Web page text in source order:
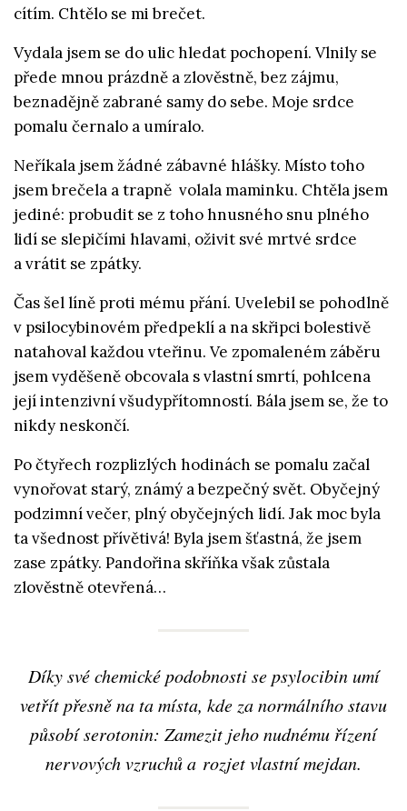
cítím. Chtělo se mi brečet.
Vydala jsem se do ulic hledat pochopení. Vlnily se
přede mnou prázdně a zlověstně, bez zájmu,
beznadějně zabrané samy do sebe. Moje srdce
pomalu černalo a umíralo.
Neříkala jsem žádné zábavné hlášky. Místo toho
jsem brečela a trapně volala maminku. Chtěla jsem
jediné: probudit se z toho hnusného snu plného
lidí se slepičími hlavami, oživit své mrtvé srdce
a vrátit se zpátky.
Čas šel líně proti mému přání. Uvelebil se pohodlně
v psilocybinovém předpeklí a na skřipci bolestivě
natahoval každou vteřinu. Ve zpomaleném záběru
jsem vyděšeně obcovala s vlastní smrtí, pohlcena
její intenzivní všudypřítomností. Bála jsem se, že to
nikdy neskončí.
Po čtyřech rozplizlých hodinách se pomalu začal
vynořovat starý, známý a bezpečný svět. Obyčejný
podzimní večer, plný obyčejných lidí. Jak moc byla
ta všednost přívětivá! Byla jsem šťastná, že jsem
zase zpátky. Pandořina skříňka však zůstala
zlověstně otevřená…
Díky své chemické podobnosti se psylocibin umí
vetřít přesně na ta místa, kde za normálního stavu
působí serotonin: Zamezit jeho nudnému řízení
nervových vzruchů a rozjet vlastní mejdan.